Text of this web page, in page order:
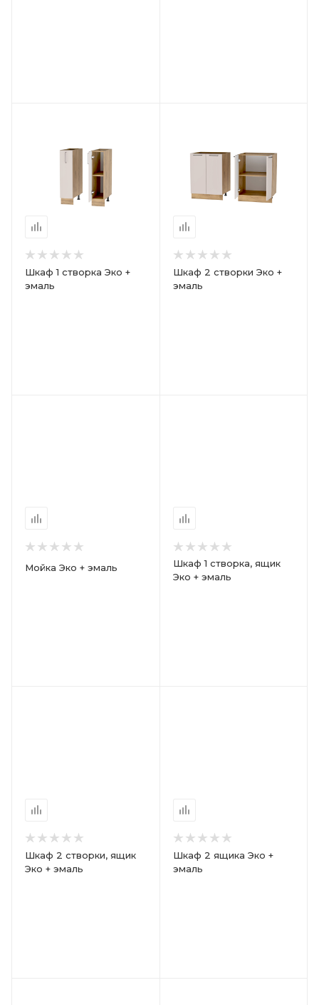
Шкаф 1 створка Эко +
эмаль
Шкаф 2 створки Эко +
эмаль
Мойка Эко + эмаль
Шкаф 1 створка, ящик
Эко + эмаль
Шкаф 2 створки, ящик
Эко + эмаль
Шкаф 2 ящика Эко +
эмаль